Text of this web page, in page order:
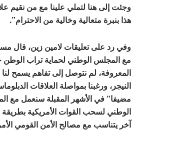
وجئت إلى هنا لتملي علينا مع من نقيم
هذا بنبرة متعالية وخالية من الاحترام”.
وفي رد على تعليقات لامين زين، قال
مع المجلس الوطني لحماية تراب الوطن
المعروفة، لم نتوصل إلى تفاهم يسمح
النيجر، ورغبنا بمواصلة العلاقات
مضيفا” في الأشهر المقبلة سنعمل مع
الوطني لسحب القوات الأمريكية
آخر يتناسب مع مصالح الأمن القومي